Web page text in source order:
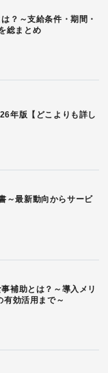
？～支給条件・期間・
総まとめ
年版【どこよりも詳し
～最新動向からサービ
補助とは？～導入メリ
有効活用まで～